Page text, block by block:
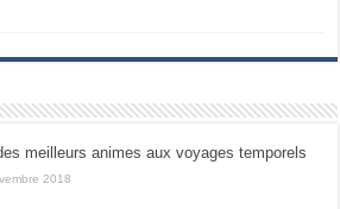
meilleurs animes aux voyages temporels
2018